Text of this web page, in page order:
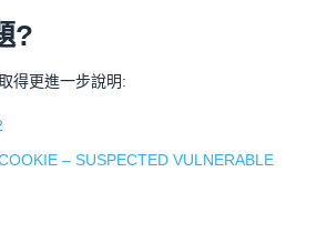
?
得更進一步說明:
– SUSPECTED VULNERABLE